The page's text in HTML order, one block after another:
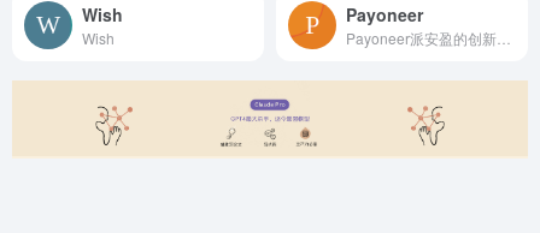
Wish
Wish
Payoneer